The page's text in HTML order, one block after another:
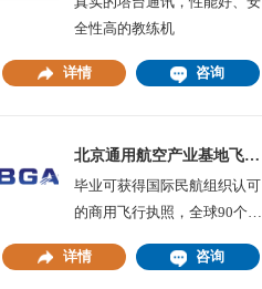
全性高的教练机
详情 咨询
北京通用航空产业基地飞行员培训
毕业可获得国际民航组织认可
的商用飞行执照，全球90个国
详情
咨询